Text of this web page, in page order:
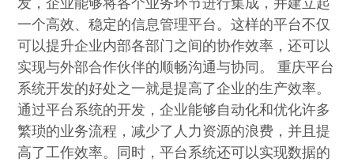
发，企业能够将各个业务环节进行集成，并建立起
一个高效、稳定的信息管理平台。这样的平台不仅
可以提升企业内部各部门之间的协作效率，还可以
实现与外部合作伙伴的顺畅沟通与协同。 重庆平台
系统开发的好处之一就是提高了企业的生产效率。
通过平台系统的开发，企业能够自动化和优化许多
繁琐的业务流程，减少了人力资源的浪费，并且提
高了工作效率。同时，平台系统还可以实现数据的